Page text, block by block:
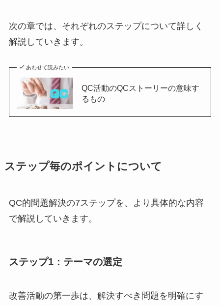
次の章では、それぞれのステップについて詳しく
解説していきます。
あわせて読みたい
QC活動のQCストーリーの意味す
るもの
ステップ毎のポイントについて
QC的問題解決の7ステップを、より具体的な内容
で解説していきます。
ステップ1：テーマの選定
改善活動の第一歩は、解決すべき問題を明確にす